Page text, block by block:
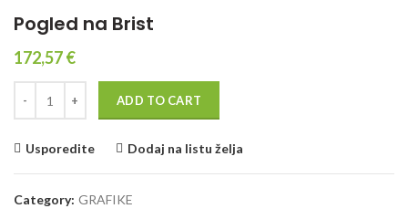
Pogled na Brist
172,57€
ADD TO CART
Usporedite Dodaj na listu želja
Category: GRAFIKE